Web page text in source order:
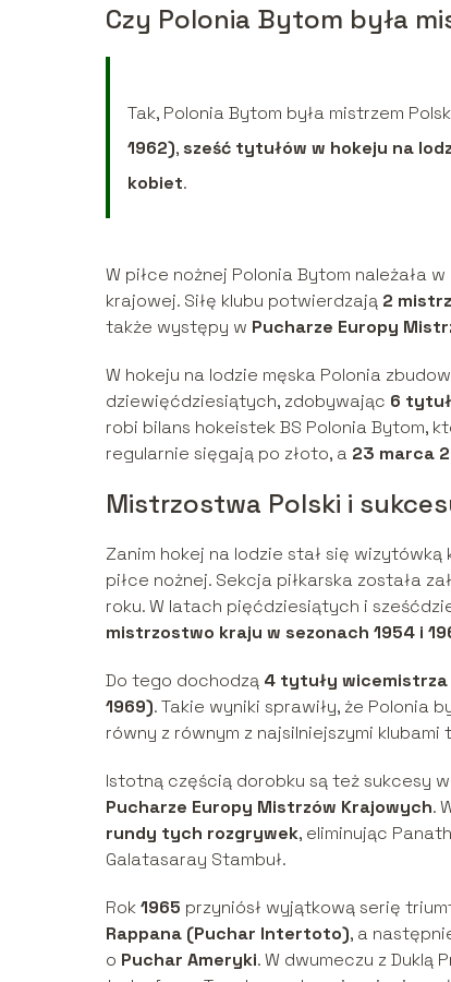
Czy Polonia Bytom była
Tak, Polonia Bytom była mistrzem
1962), sześć tytułów w hokeju na
kobiet.
W piłce nożnej Polonia Bytom należała
krajowej. Siłę klubu potwierdzają 2
także występy w Pucharze Europy
W hokeju na lodzie męska Polonia
dziewięćdziesiątych, zdobywając 6
robi bilans hokeistek BS Polonia Bytom,
regularnie sięgają po złoto, a 23 marca
Mistrzostwa Polski i
Zanim hokej na lodzie stał się
piłce nożnej. Sekcja piłkarska została
roku. W latach pięćdziesiątych i
mistrzostwo kraju w sezonach 1954 i
Do tego dochodzą 4 tytuły wicemistrza
1969). Takie wyniki sprawiły, że Polonia
równy z równym z najsilniejszymi
Istotną częścią dorobku są też sukcesy
Pucharze Europy Mistrzów Krajowych.
rundy tych rozgrywek, eliminując
Galatasaray Stambuł.
Rok1965 przyniósł wyjątkową serię
Rappana (Puchar Intertoto), a
o Puchar Ameryki. W dwumeczu z